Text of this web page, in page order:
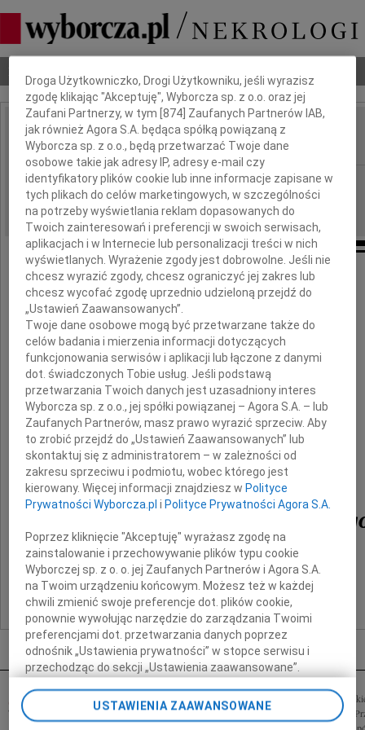
IMIĘ I NAZWISKO: Bogdan Młynarski
REGION: Łódź
DATA EMISJI: 03.09.2021
Lenko
Serdecznie współczujemy i jesteśmy z Tobą
w tych trudnych chwilach po śmierci Męża
Bogdana
Koleżanki
Zosia, Lucyna, Zenia i Bogusia
Inne kondolencje
Z głębokim żalem i smutkiem przyjęliśmy
wiadomość o śmierci naszego Przyjaciela i Kolegi
Z głębokim
śmierci naszego
Dbamy o Twoją prywatność
Droga Użytkowniczko, Drogi Użytkowniku, jeśli wyrazisz
zgodę klikając "Akceptuję", Wyborcza sp. z o.o. oraz jej
Zaufani Partnerzy, w tym [874] Zaufanych Partnerów IAB,
jak również Agora S.A. będąca spółką powiązaną z
Wyborcza sp. z o.o., będą przetwarzać Twoje dane
osobowe takie jak adresy IP, adresy e-mail czy
identyfikatory plików cookie lub inne informacje zapisane w
tych plikach do celów marketingowych, w szczególności
na potrzeby wyświetlania reklam dopasowanych do
Twoich zainteresowań i preferencji w swoich serwisach,
aplikacjach i w Internecie lub personalizacji treści w nich
wyświetlanych. Wyrażenie zgody jest dobrowolne. Jeśli nie
chcesz wyrazić zgody, chcesz ograniczyć jej zakres lub
chcesz wycofać zgodę uprzednio udzieloną przejdź do
„Ustawień Zaawansowanych”.
Twoje dane osobowe mogą być przetwarzane także do
celów badania i mierzenia informacji dotyczących
funkcjonowania serwisów i aplikacji lub łączone z danymi
dot. świadczonych Tobie usług. Jeśli podstawą
przetwarzania Twoich danych jest uzasadniony interes
Wyborcza sp. z o.o., jej spółki powiązanej – Agora S.A. – lub
Zaufanych Partnerów, masz prawo wyrazić sprzeciw. Aby
to zrobić przejdź do „Ustawień Zaawansowanych” lub
skontaktuj się z administratorem – w zależności od
zakresu sprzeciwu i podmiotu, wobec którego jest
kierowany. Więcej informacji znajdziesz wPolityce
Prywatności Wyborcza.pl iPolityce Prywatności Agora S.A.
Poprzez kliknięcie "Akceptuję" wyrażasz zgodę na
zainstalowanie i przechowywanie plików typu cookie
Wyborczej sp. z o. o. jej Zaufanych Partnerów i Agora S.A.
na Twoim urządzeniu końcowym. Możesz też w każdej
chwili zmienić swoje preferencje dot. plików cookie,
ponownie wywołując narzędzie do zarządzania Twoimi
preferencjami dot. przetwarzania danych poprzez
odnośnik „Ustawienia prywatności” w stopce serwisu i
przechodząc do sekcji „Ustawienia zaawansowane”.
pomocą ustawień przeglądarki.
USTAWIENIA ZAAWANSOWANE